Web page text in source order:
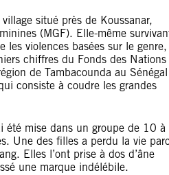
situé près de Koussanar,
(MGF). Elle-même
les violences basées sur le genre,
chiffres du Fonds des Nations
de Tambacounda au Sénégal
consiste à coudre les grandes
été mise dans un groupe de 10 à
Une des filles a perdu la vie
Elles l’ont prise à dos d’âne
une marque indélébile.